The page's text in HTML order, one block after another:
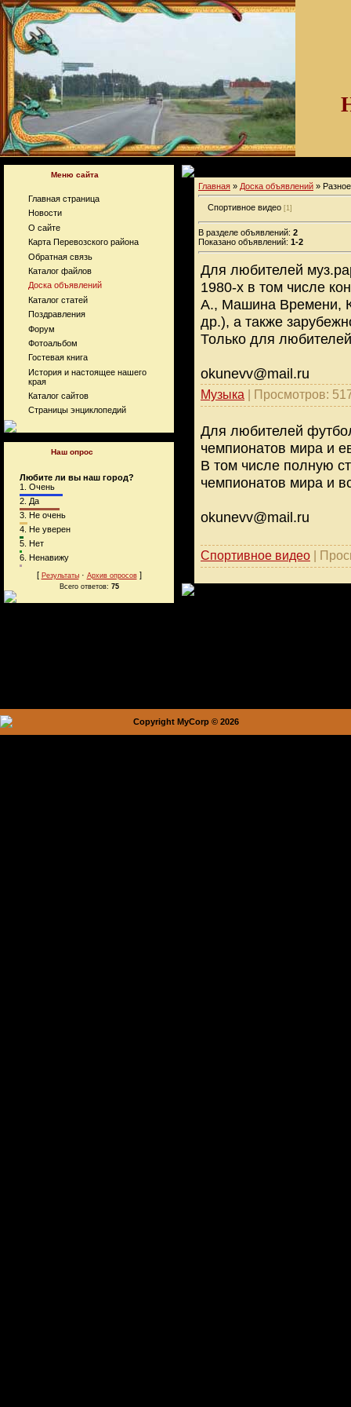
Меню сайта
Главная страница
Новости
О сайте
Карта Перевозского района
Обратная связь
Каталог файлов
Доска объявлений
Каталог статей
Поздравления
Форум
Фотоальбом
Гостевая книга
История и настоящее нашего
края
Каталог сайтов
Страницы энциклопедий
Наш опрос
Любите ли вы наш город?
1. Очень
2. Да
3. Не очень
4. Не уверен
5. Нет
6. Ненавижу
[ Результаты· Архив опросов]
Всего ответов: 75
Главная » Доска объявлений » Разное
Спортивное видео [1]
В разделе объявлений: 2
Показано объявлений: 1-2
Для любителей
1980-х в том числе
А., Машина Времени,
др.), а также
Только для
okunevv@mail.ru
Музыка | Просмотров:
Для любителей
чемпионатов мира и
В том числе полную
чемпионатов мира и
okunevv@mail.ru
Спортивное видео |
Copyright MyCorp © 2026